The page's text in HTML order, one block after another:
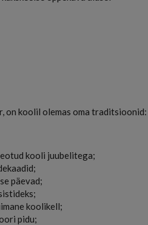
on koolil olemas oma traditsioonid:
kooli juubelitega;
päevad;
koolikell;
pidu;